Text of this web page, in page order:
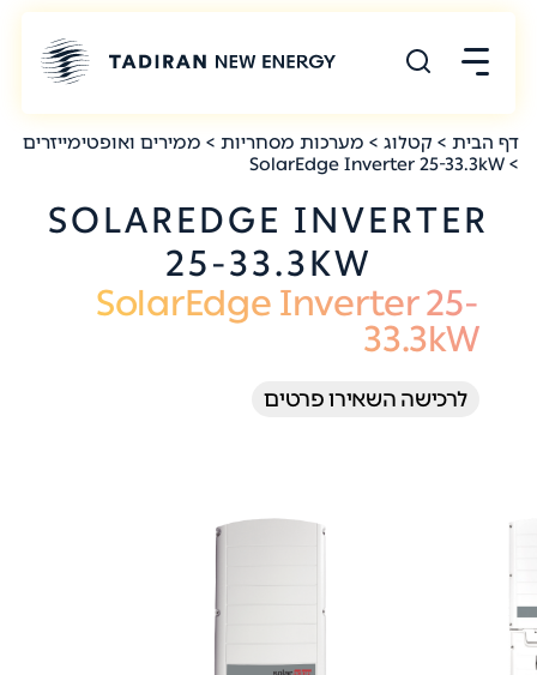
דף הבית > קטלוג > מערכות מסחריות > ממירים ואופטימייזרים
> SolarEdge Inverter 25-33.3kW
SOLAREDGE INVERTER
25-33.3KW
SolarEdge Inverter 25-
33.3kW
לרכישה השאירו פרטים